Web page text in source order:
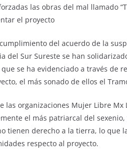
las obras del mal llamado
el proyecto
del acuerdo de la
del Sur Sureste se han
que se ha evidenciado a través de
el más sonado de ellos el
las organizaciones Mujer Libre
el más patriarcal del
tienen derecho a la tierra, lo que
respecto al proyecto.